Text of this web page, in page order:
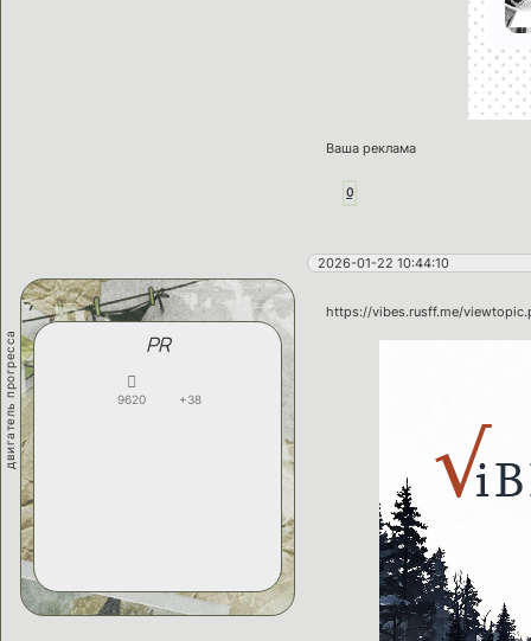
Ваша реклама
0
2026-01-22 10:44:10
двигатель прогресса PR
9620 +38
https://vibes.rusff.me/